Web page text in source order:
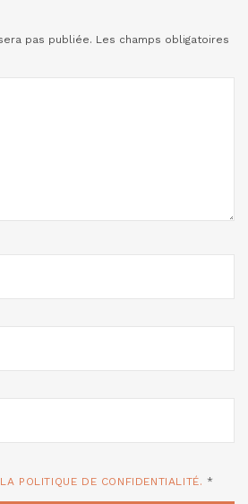
pas publiée. Les champs obligatoires
POLITIQUE DE CONFIDENTIALITÉ. *